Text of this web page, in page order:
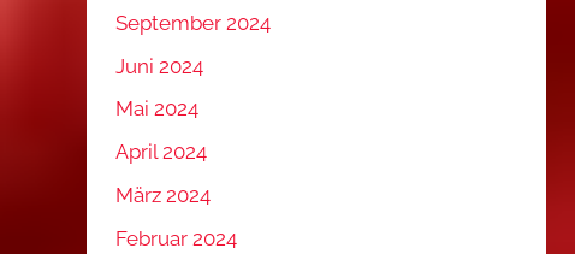
September 2024
Juni 2024
Mai 2024
April 2024
März 2024
Februar 2024